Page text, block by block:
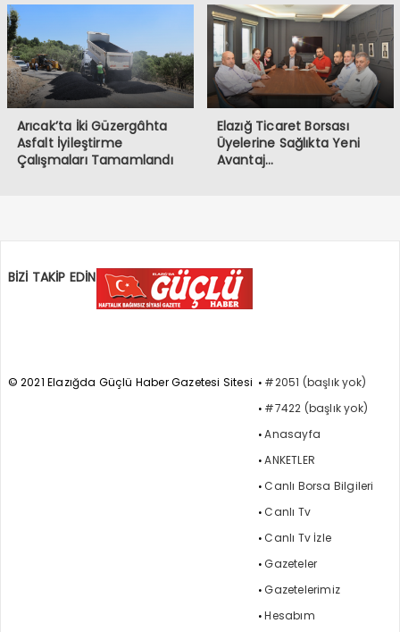
Arıcak’ta İki Güzergâhta
Asfalt İyileştirme
Çalışmaları Tamamlandı
Elazığ Ticaret Borsası
Üyelerine Sağlıkta Yeni
Avantaj…
BİZİ TAKİP EDİN
© 2021 Elazığda Güçlü Haber Gazetesi Sitesi
#2051 (başlık yok)
#7422 (başlık yok)
Anasayfa
ANKETLER
Canlı Borsa Bilgileri
Canlı Tv
Canlı Tv İzle
Gazeteler
Gazetelerimiz
Hesabım